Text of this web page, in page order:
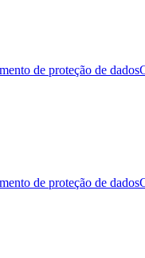
de proteção de dados
de proteção de dados